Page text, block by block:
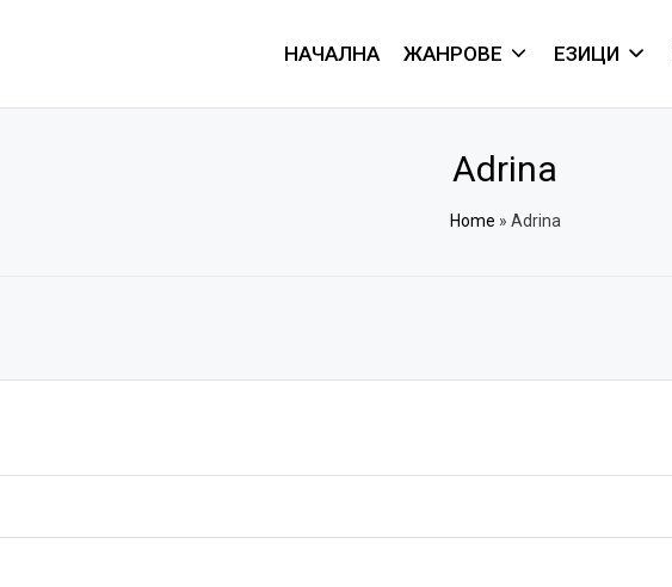
НАЧАЛНА ЖАНРОВЕ ЕЗИЦИ
Adrina
Home » Adrina